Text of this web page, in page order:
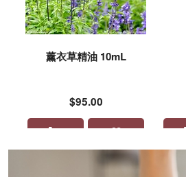
薰衣草精油 10mL
$95.00